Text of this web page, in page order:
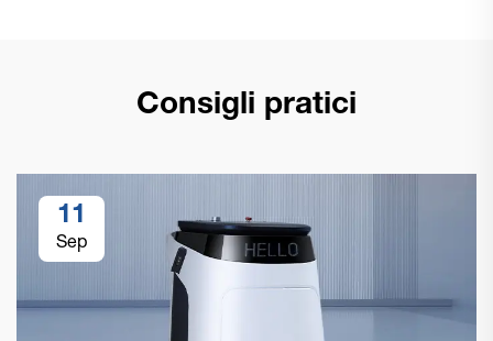
Consigli pratici
11
Sep